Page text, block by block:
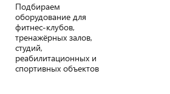
Подбираем
оборудование для
фитнес-клубов,
тренажёрных залов,
студий,
реабилитационных и
спортивных объектов